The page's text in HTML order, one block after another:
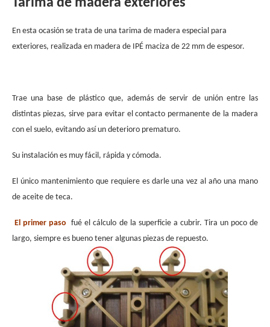
En esta ocasión se trata de una tarima de madera especial para
exteriores, realizada en madera de IPÉ maciza de 22 mm de espesor.
Trae una base de plástico que, además de servir de unión entre las
distintas piezas, sirve para evitar el contacto permanente de la madera
con el suelo, evitando así un deterioro prematuro.
Su instalación es muy fácil, rápida y cómoda.
El único mantenimiento que requiere es darle una vez al año una mano
de aceite de teca.
El primer paso fué el cálculo de la superficie a cubrir. Tira un poco de
largo, siempre es bueno tener algunas piezas de repuesto.